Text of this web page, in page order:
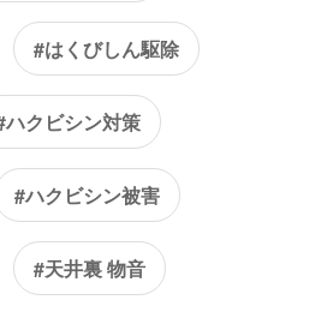
#はくびしん駆除
ハクビシン対策
#ハクビシン被害
#天井裏 物音